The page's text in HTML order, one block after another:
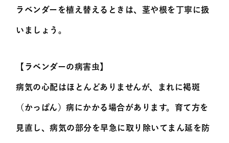
ラベンダーを植え替えるときは、茎や根を丁寧に扱
いましょう。
【ラベンダーの病害虫】
病気の心配はほとんどありませんが、まれに褐斑
（かっぱん）病にかかる場合があります。育て方を
見直し、病気の部分を早急に取り除いてまん延を防